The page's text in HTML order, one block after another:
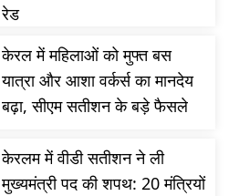
रेड
केरल में महिलाओं को मुफ्त बस
यात्रा और आशा वर्कर्स का मानदेय
बढ़ा, सीएम सतीशन के बड़े फैसले
केरलम में वीडी सतीशन ने ली
मुख्यमंत्री पद की शपथ: 20 मंत्रियों